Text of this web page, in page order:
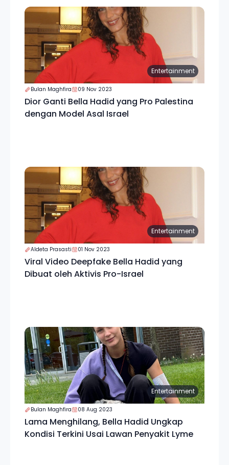
Entertainment
Bulan Maghfira 09 Nov 2023
Dior Ganti Bella Hadid yang Pro Palestina
dengan Model Asal Israel
Entertainment
Aldeta Prasasti 01 Nov 2023
Viral Video Deepfake Bella Hadid yang
Dibuat oleh Aktivis Pro-Israel
Entertainment
Bulan Maghfira 08 Aug 2023
Lama Menghilang, Bella Hadid Ungkap
Kondisi Terkini Usai Lawan Penyakit Lyme